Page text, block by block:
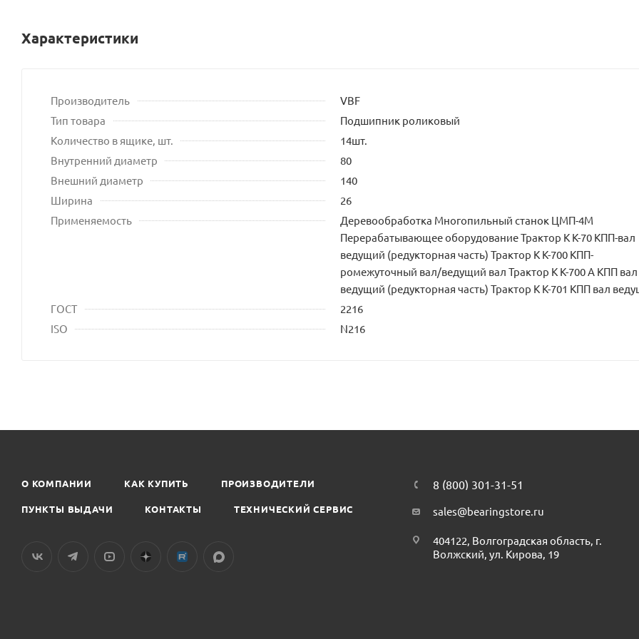
Характеристики
Производитель
VBF
Тип товара
Подшипник роликовый
Количество в ящике, шт.
14шт.
Внутренний диаметр
80
Внешний диаметр
140
Ширина
26
Применяемость
Деревообработка Многопильный станок ЦМП-4М
Перерабатывающее оборудование Трактор К К-70 КПП-вал
ведущий (редукторная часть) Трактор К К-700 КПП-
ромежуточный вал/ведущий вал Трактор К К-700 А КПП вал
ведущий (редукторная часть) Трактор К К-701 КПП вал
ГОСТ
2216
ISO
N216
О КОМПАНИИ КАК КУПИТЬ ПРОИЗВОДИТЕЛИ
ПУНКТЫ ВЫДАЧИ КОНТАКТЫ ТЕХНИЧЕСКИЙ СЕРВИС
8 (800) 301-31-51
sales@bearingstore.ru
404122, Волгоградская область, г.
Волжский, ул. Кирова, 19